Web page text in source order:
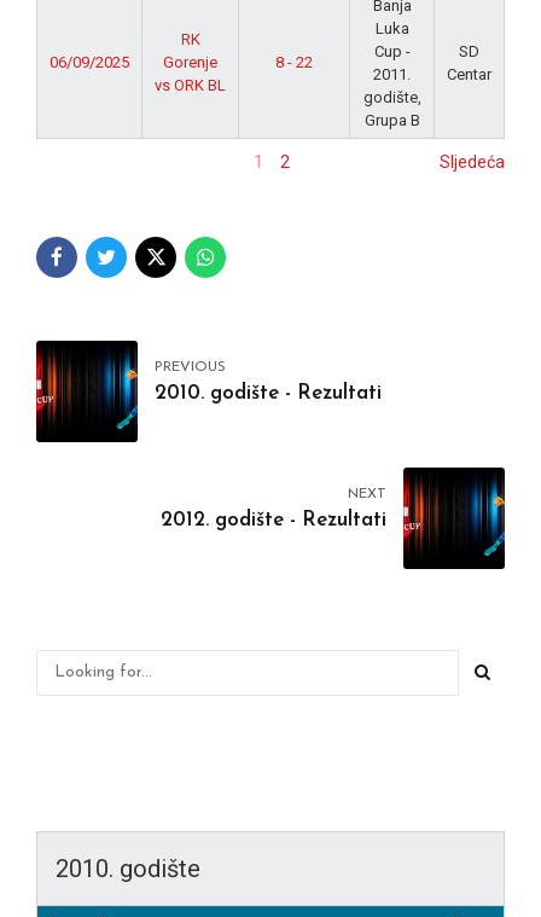
06/09/2025
RK
Gorenje
vs ORK BL
8 - 22
Banja
Luka
Cup -
2011.
godište,
Grupa B
SD
Centar
1 2 Sljedeća
PREVIOUS
2010. godište - Rezultati
NEXT
2012. godište - Rezultati
2010. godište